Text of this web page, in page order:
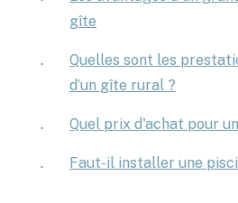
gîte
Quelles sont les
d’un gîte rural ?
Quel prix d'achat pour
Faut-il installer une